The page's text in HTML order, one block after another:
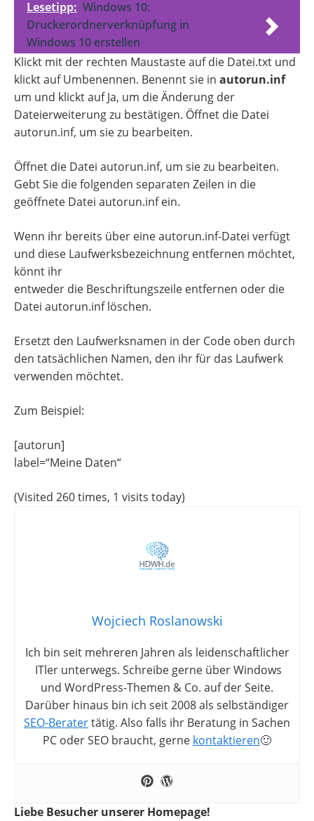
Lesetipp: Windows 10:
Druckerordnerverknüpfung in
Windows 10 erstellen
Klickt mit der rechten Maustaste auf die Datei.txt und
klickt auf Umbenennen. Benennt sie in autorun.inf
um und klickt auf Ja, um die Änderung der
Dateierweiterung zu bestätigen. Öffnet die Datei
autorun.inf, um sie zu bearbeiten.
Öffnet die Datei autorun.inf, um sie zu bearbeiten.
Gebt Sie die folgenden separaten Zeilen in die
geöffnete Datei autorun.inf ein.
Wenn ihr bereits über eine autorun.inf-Datei verfügt
und diese Laufwerksbezeichnung entfernen möchtet,
könnt ihr
entweder die Beschriftungszeile entfernen oder die
Datei autorun.inf löschen.
Ersetzt den Laufwerksnamen in der Code oben durch
den tatsächlichen Namen, den ihr für das Laufwerk
verwenden möchtet.
Zum Beispiel:
[autorun]
label=“Meine Daten“
(Visited 260 times, 1 visits today)
Wojciech Roslanowski
Ich bin seit mehreren Jahren als leidenschaftlicher
ITler unterwegs. Schreibe gerne über Windows
und WordPress-Themen & Co. auf der Seite.
Darüber hinaus bin ich seit 2008 als selbständiger
SEO-Beratertätig. Also falls ihr Beratung in Sachen
PC oder SEO braucht, gerne kontaktieren🙂
Liebe Besucher unserer Homepage!